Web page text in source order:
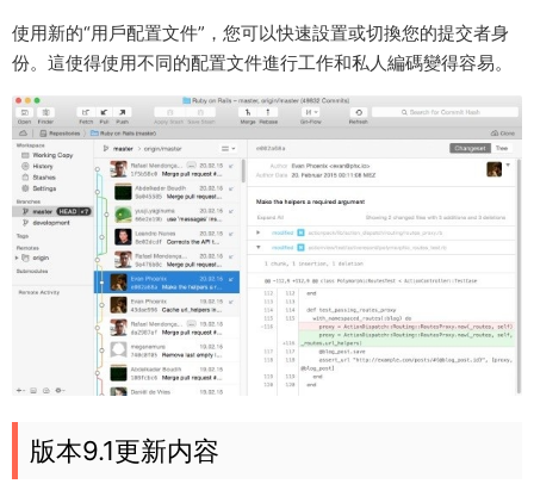
使用新的“用戶配置文件”，您可以快速設置或切換您的提交者身
份。這使得使用不同的配置文件進行工作和私人編碼變得容易。
版本9.1更新内容